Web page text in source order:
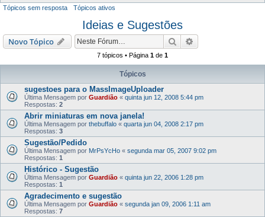
i
Tópicos sem resposta Tópicos ativos
Ideias e Sugestões
Novo Tópico Pesquisar
7 tópicos • Página 1 de 1
Tópicos
sugestoes para o MassImageUploader
Última Mensagem por Guardião « quinta jun 12, 2008 5:44 pm
Respostas: 2
Abrir miniaturas em nova janela!
Última Mensagem por thebuffalo « quarta jun 04, 2008 2:17 pm
Respostas: 3
Sugestão/Pedido
Última Mensagem por MrPsYcHo « segunda mar 05, 2007 9:02 pm
Respostas: 1
Histórico - Sugestão
Última Mensagem por Guardião « quinta jun 22, 2006 1:28 pm
Respostas: 1
Agradecimento e sugestão
Última Mensagem por Guardião « segunda jan 09, 2006 1:11 am
Respostas: 7